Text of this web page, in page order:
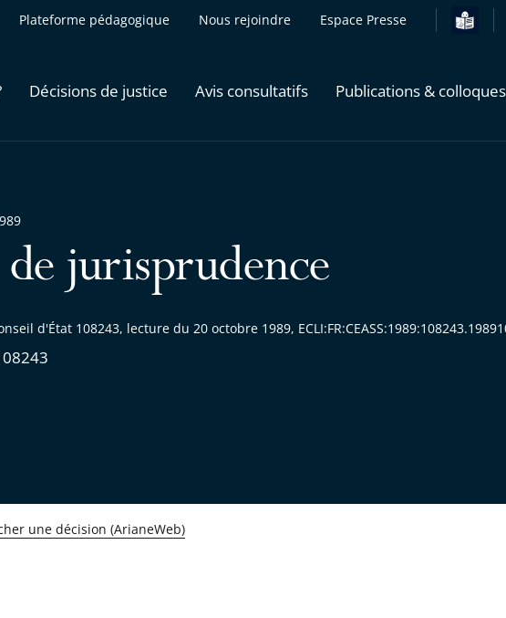
Plateforme pédagogique Nous rejoindre Espace Presse
Décisions de justice Avis consultatifs Publications & colloques
de jurisprudence
d'État 108243, lecture du 20 octobre 1989,
une décision (ArianeWeb)